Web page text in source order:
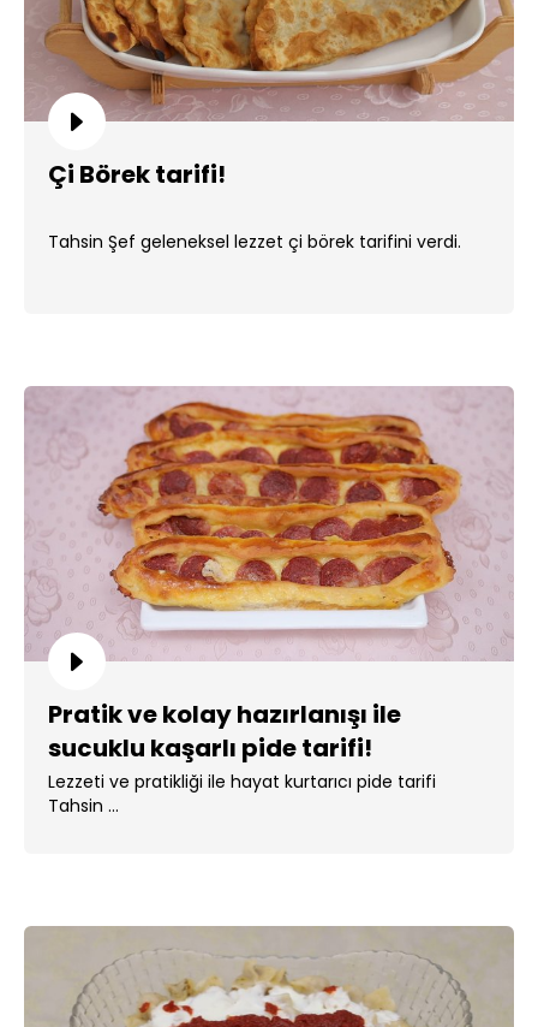
Çi Börek tarifi!
Tahsin Şef geleneksel lezzet çi börek tarifini verdi.
Pratik ve kolay hazırlanışı ile
sucuklu kaşarlı pide tarifi!
Lezzeti ve pratikliği ile hayat kurtarıcı pide tarifi
Tahsin ...